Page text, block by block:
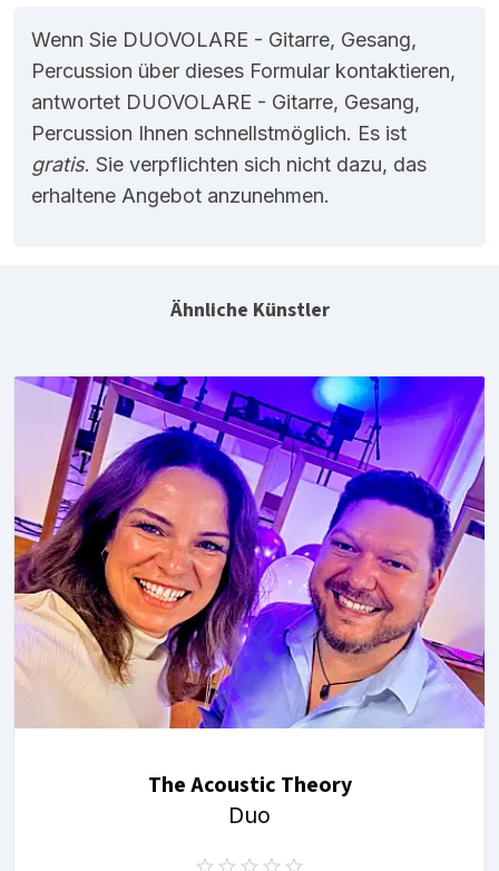
Wenn Sie DUOVOLARE - Gitarre, Gesang,
Percussion über dieses Formular kontaktieren,
antwortet DUOVOLARE - Gitarre, Gesang,
Percussion Ihnen schnellstmöglich. Es ist
gratis. Sie verpflichten sich nicht dazu, das
erhaltene Angebot anzunehmen.
Ähnliche Künstler
The Acoustic Theory
Duo